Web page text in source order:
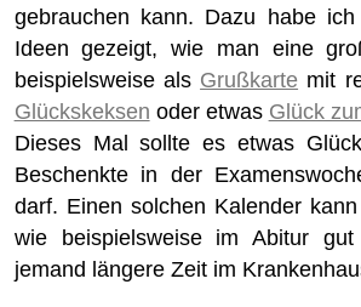
gebrauchen kann. Dazu habe
Ideen gezeigt, wie man eine
beispielsweise als Grußkarte mit
Glückskeksen oder etwas Glück
Dieses Mal sollte es etwas
Beschenkte in der
darf. Einen solchen Kalender
wie beispielsweise im Abitur
jemand längere Zeit im